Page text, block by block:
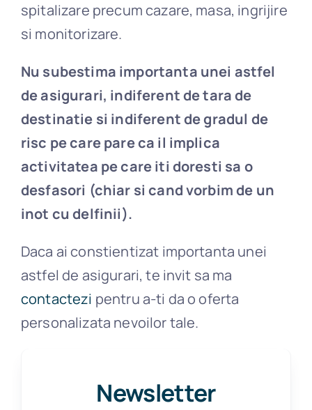
spitalizare precum cazare, masa, ingrijire
si monitorizare.
Nu subestima importanta unei astfel
de asigurari, indiferent de tara de
destinatie si indiferent de gradul de
risc pe care pare ca il implica
activitatea pe care iti doresti sa o
desfasori (chiar si cand vorbim de un
inot cu delfinii).
Daca ai constientizat importanta unei
astfel de asigurari, te invit sa ma
contactezi pentru a-ti da o oferta
personalizata nevoilor tale.
Newsletter